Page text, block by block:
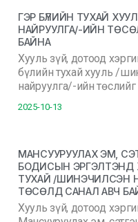
ГЭР БҮЛИЙН ТУХАЙ
НАЙРУУЛГА/-ИЙН
БАЙНА
Хууль зүй, дотоод
бүлийн тухай хууль /
найруулга/-ийн
2025-10-13
МАНСУУРУУЛАХ ЭМ,
БОДИСЫН ЭРГЭЛТЭНД
ТУХАЙ /ШИНЭЧИЛСЭН
ТӨСӨЛД САНАЛ АВЧ
Хууль зүй, дотоод